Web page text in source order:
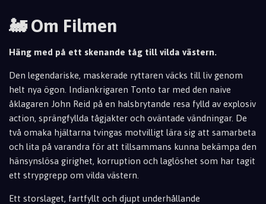
🚂 Om Filmen
Häng med på ett skenande tåg till vilda västern.
Den legendariske, maskerade ryttaren väcks till liv genom
helt nya ögon. Indiankrigaren Tonto tar med den naive
åklagaren John Reid på en halsbrytande resa fylld av explosiv
action, sprängfyllda tågjakter och oväntade vändningar. De
två omaka hjältarna tvingas motvilligt lära sig att samarbeta
och lita på varandra för att tillsammans kunna bekämpa den
hänsynslösa girighet, korruption och laglöshet som har tagit
ett strypgrepp om vilda västern.
Ett storslaget, fartfyllt och djupt underhållande